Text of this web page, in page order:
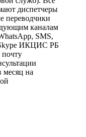
диспетчеры
каналам
SMS,
Skype ИКЦИС РБ
почту
месяц на